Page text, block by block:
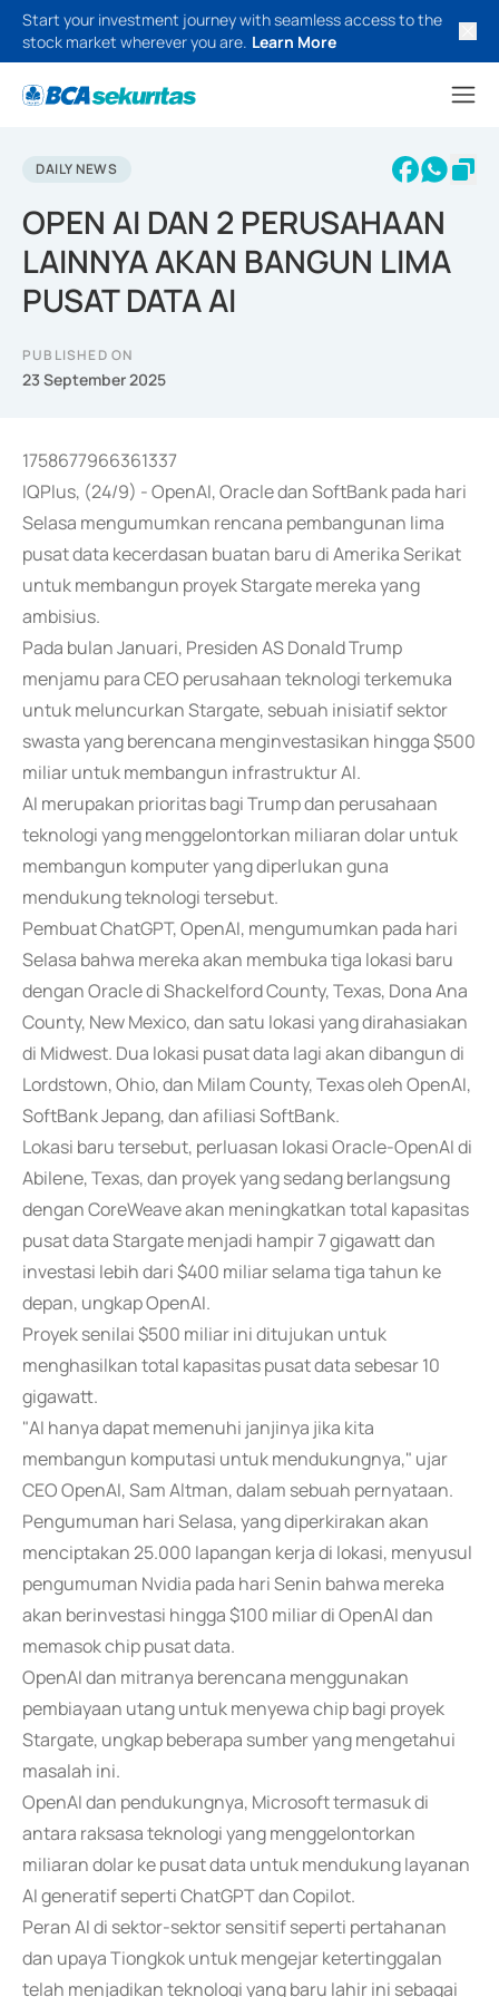
Start your investment journey with seamless access to the
stock market wherever you are. Learn More
DAILY NEWS
OPEN AI DAN 2 PERUSAHAAN
LAINNYA AKAN BANGUN LIMA
PUSAT DATA AI
PUBLISHED ON
23 September 2025
1758677966361337
IQPlus, (24/9) - OpenAI, Oracle dan SoftBank pada hari
Selasa mengumumkan rencana pembangunan lima
pusat data kecerdasan buatan baru di Amerika Serikat
untuk membangun proyek Stargate mereka yang
ambisius.
Pada bulan Januari, Presiden AS Donald Trump
menjamu para CEO perusahaan teknologi terkemuka
untuk meluncurkan Stargate, sebuah inisiatif sektor
swasta yang berencana menginvestasikan hingga $500
miliar untuk membangun infrastruktur AI.
AI merupakan prioritas bagi Trump dan perusahaan
teknologi yang menggelontorkan miliaran dolar untuk
membangun komputer yang diperlukan guna
mendukung teknologi tersebut.
Pembuat ChatGPT, OpenAI, mengumumkan pada hari
Selasa bahwa mereka akan membuka tiga lokasi baru
dengan Oracle di Shackelford County, Texas, Dona Ana
County, New Mexico, dan satu lokasi yang dirahasiakan
di Midwest. Dua lokasi pusat data lagi akan dibangun di
Lordstown, Ohio, dan Milam County, Texas oleh OpenAI,
SoftBank Jepang, dan afiliasi SoftBank.
Lokasi baru tersebut, perluasan lokasi Oracle-OpenAI di
Abilene, Texas, dan proyek yang sedang berlangsung
dengan CoreWeave akan meningkatkan total kapasitas
pusat data Stargate menjadi hampir 7 gigawatt dan
investasi lebih dari $400 miliar selama tiga tahun ke
depan, ungkap OpenAI.
Proyek senilai $500 miliar ini ditujukan untuk
menghasilkan total kapasitas pusat data sebesar 10
gigawatt.
"AI hanya dapat memenuhi janjinya jika kita
membangun komputasi untuk mendukungnya," ujar
CEO OpenAI, Sam Altman, dalam sebuah pernyataan.
Pengumuman hari Selasa, yang diperkirakan akan
menciptakan 25.000 lapangan kerja di lokasi, menyusul
pengumuman Nvidia pada hari Senin bahwa mereka
akan berinvestasi hingga $100 miliar di OpenAI dan
memasok chip pusat data.
OpenAI dan mitranya berencana menggunakan
pembiayaan utang untuk menyewa chip bagi proyek
Stargate, ungkap beberapa sumber yang mengetahui
masalah ini.
OpenAI dan pendukungnya, Microsoft termasuk di
antara raksasa teknologi yang menggelontorkan
miliaran dolar ke pusat data untuk mendukung layanan
AI generatif seperti ChatGPT dan Copilot.
Peran AI di sektor-sektor sensitif seperti pertahanan
dan upaya Tiongkok untuk mengejar ketertinggalan
telah menjadikan teknologi yang baru lahir ini sebagai